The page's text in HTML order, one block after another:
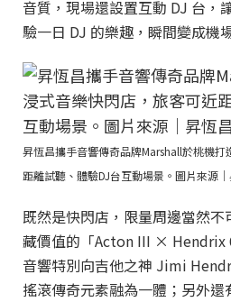
音質，現場還設置互動 DJ 台，
驗一日 DJ 的樂趣，瞬間變成機
昇恆昌攜手音響傳奇品牌Marshall於桃機
距離試聽、體驗DJ台互動場景。圖片來源
既然是快閃店，限量周邊當然
藏價值的「Acton III × Hendrix
音響特別向吉他之神 Jimi
搖滾傳奇元素融為一體；另外